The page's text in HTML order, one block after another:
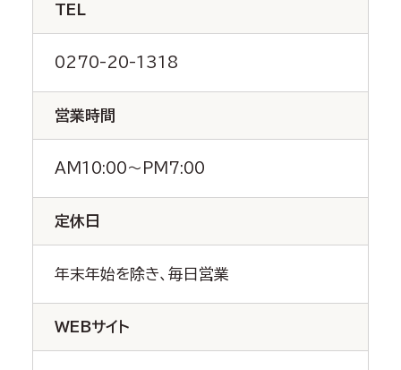
TEL
0270-20-1318
営業時間
AM10:00～PM7:00
定休日
年末年始を除き、毎日営業
WEBサイト